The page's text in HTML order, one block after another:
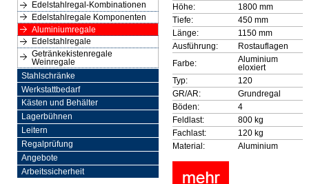
Edelstahlregal-Kombinationen
Edelstahlregale Komponenten
Aluminiumregale
Edelstahlregale
Getränkekistenregale
Weinregale
Stahlschränke
Werkstattbedarf
Kästen und Behälter
Lagerbühnen
Leitern
Regalprüfung
Angebote
Arbeitssicherheit
Höhe:
1800 mm
Tiefe:
450 mm
Länge:
1150 mm
Ausführung:
Rostauflagen
Farbe:
Aluminium
eloxiert
Typ:
120
GR/AR:
Grundregal
Böden:
4
Feldlast:
800 kg
Fachlast:
120 kg
Material:
Aluminium